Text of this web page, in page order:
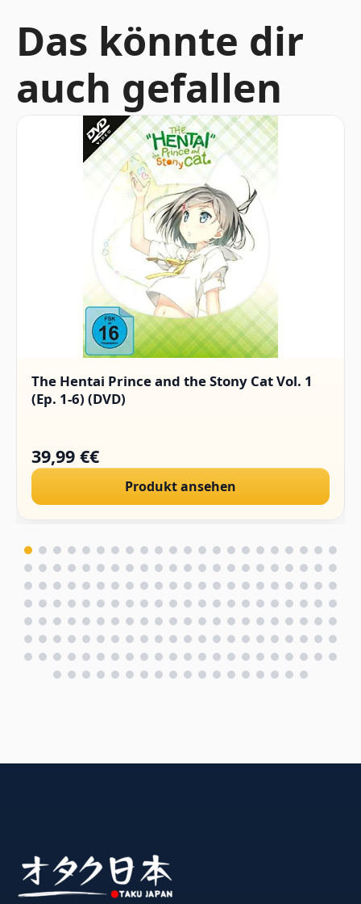
Das könnte dir
auch gefallen
The Hentai Prince and the Stony Cat Vol. 1
(Ep. 1-6) (DVD)
39,99 €€
Produkt ansehen